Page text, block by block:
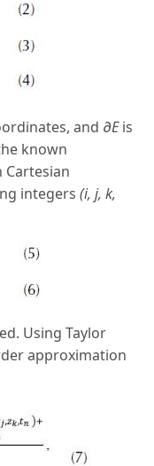
and ∂Eis
known
integers (i, j, k,
Using Taylor
approximation